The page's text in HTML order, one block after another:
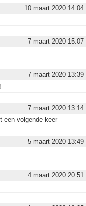
10 maart 2020 14:04
7 maart 2020 15:07
7 maart 2020 13:39
7 maart 2020 13:14
een volgende keer
5 maart 2020 13:49
4 maart 2020 20:51